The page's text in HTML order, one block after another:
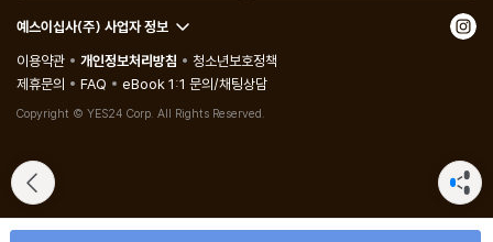
예스이십사(주) 사업자 정보
이용약관
개인정보처리방침
청소년보호정책
제휴문의
FAQ eBook 1:1 문의/채팅상담
Copyright © YES24 Corp. All Rights Reserved.